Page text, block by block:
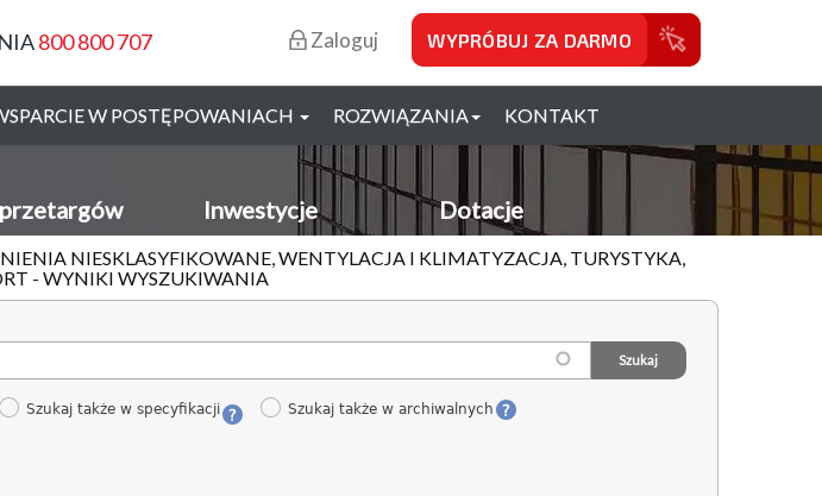
800 800 707 Zaloguj WYPRÓBUJ ZA DARMO
W POSTĘPOWANIACH ROZWIĄZANIA KONTAKT
Inwestycje Dotacje
NIESKLASYFIKOWANE, WENTYLACJA I KLIMATYZACJA, TURYSTYKA,
- WYNIKI WYSZUKIWANIA
Szukaj także w specyfikacji Szukaj także w archiwalnych